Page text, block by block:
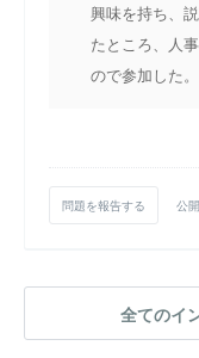
興味を持ち、
たところ、人
ので参加した。
問題を報告する 公
全てのイ